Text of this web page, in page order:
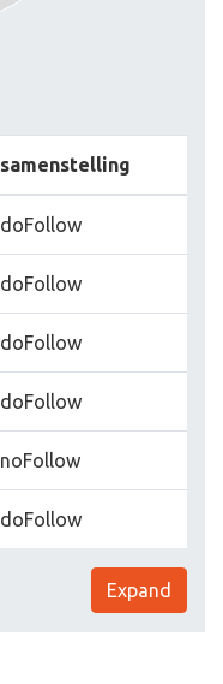
samenstelling
doFollow
doFollow
doFollow
doFollow
noFollow
doFollow
Expand